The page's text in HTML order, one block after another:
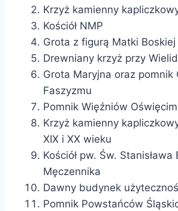
Krzyż kamienny
Kościół NMP
Grota z figurą Matki Boskiej
Drewniany krzyż przy
Grota Maryjna oraz pomnik
Faszyzmu
Pomnik Więźniów
Krzyż kamienny
XIX i XX wieku
Kościół pw. Św. Stanisława
Męczennika
Dawny budynek
Pomnik Powstańców